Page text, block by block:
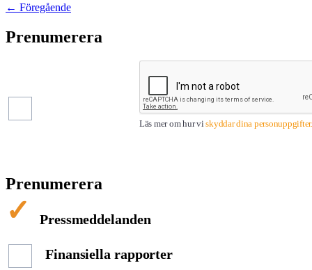
← Föregående
Prenumerera
Läs mer om hur viskyddar dina personuppgifter.
Prenumerera
Pressmeddelanden
Finansiella rapporter